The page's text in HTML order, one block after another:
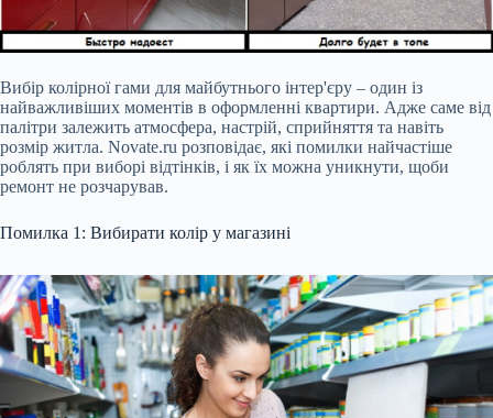
Вибір колірної гами для майбутнього інтер'єру – один із
найважливіших моментів в оформленні квартири. Адже саме від
палітри залежить атмосфера, настрій, сприйняття та навіть
розмір житла. Novate.ru розповідає, які помилки найчастіше
роблять при виборі відтінків, і як їх можна уникнути, щоби
ремонт не розчарував.
Помилка 1: Вибирати колір у магазині